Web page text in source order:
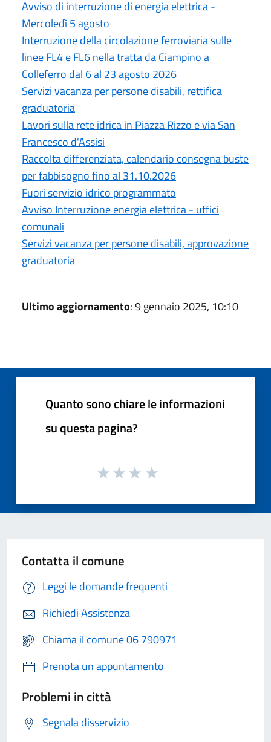
Avviso di interruzione di energia elettrica -
Mercoledì 5 agosto
Interruzione della circolazione ferroviaria sulle
linee FL4 e FL6 nella tratta da Ciampino a
Colleferro dal 6 al 23 agosto 2026
Servizi vacanza per persone disabili, rettifica
graduatoria
Lavori sulla rete idrica in Piazza Rizzo e via San
Francesco d'Assisi
Raccolta differenziata, calendario consegna buste
per fabbisogno fino al 31.10.2026
Fuori servizio idrico programmato
Avviso Interruzione energia elettrica - uffici
comunali
Servizi vacanza per persone disabili, approvazione
graduatoria
Ultimo aggiornamento: 9 gennaio 2025, 10:10
Quanto sono chiare le informazioni
su questa pagina?
Contatta il comune
Leggi le domande frequenti
Richiedi Assistenza
Chiama il comune 06 790971
Prenota un appuntamento
Problemi in città
Segnala disservizio